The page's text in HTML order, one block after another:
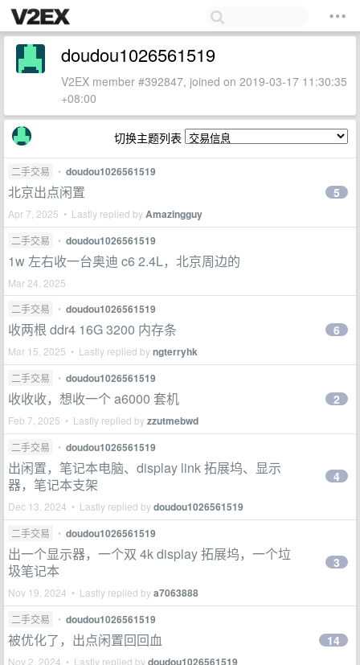
doudou1026561519
V2EX member #392847, joined on 2019-03-17 11:30:35
+08:00
切换主题列表
二手交易 • doudou1026561519
北京出点闲置
Apr 7, 2025 • Lastly replied byAmazingguy
5
二手交易 • doudou1026561519
1w 左右收一台奥迪 c6 2.4L，北京周边的
Mar 24, 2025
二手交易
• doudou1026561519
收两根 ddr4 16G 3200 内存条
Mar 15, 2025 • Lastly replied byngterryhk
6
二手交易 • doudou1026561519
收收收，想收一个 a6000 套机
Feb 7, 2025 • Lastly replied byzzutmebwd
2
二手交易 • doudou1026561519
出闲置，笔记本电脑、display link 拓展坞、显示
器，笔记本支架
Dec 13, 2024 • Lastly replied bydoudou1026561519
4
二手交易 • doudou1026561519
出一个显示器，一个双 4k display 拓展坞，一个垃
圾笔记本
Nov 19, 2024 • Lastly replied bya7063888
3
二手交易 • doudou1026561519
被优化了，出点闲置回回血
Nov 2, 2024 • Lastly replied bydoudou1026561519
14